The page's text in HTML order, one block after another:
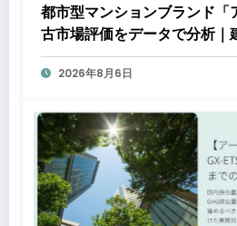
都市型マンションブランド「
古市場評価をデータで分析｜
都心好立地、開発思想が支え
2026年8月6日